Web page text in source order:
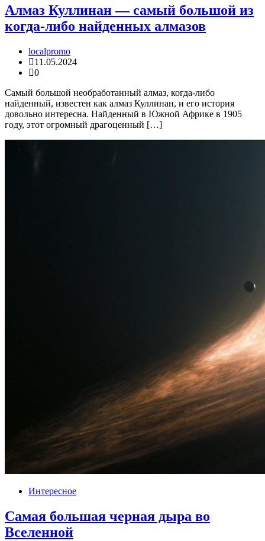
Алмаз Куллинан — самый большой из
когда-либо найденных алмазов
localpromo
11.05.2024
0
Самый большой необработанный алмаз, когда-либо
найденный, известен как алмаз Куллинан, и его история
довольно интересна. Найденный в Южной Африке в 1905
году, этот огромный драгоценный […]
Интересное
Самая большая черная дыра во
Вселенной